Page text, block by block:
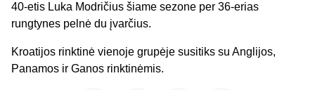
40-etis Luka Modričius šiame sezone per 36-erias
rungtynes pelnė du įvarčius.
Kroatijos rinktinė vienoje grupėje susitiks su Anglijos,
Panamos ir Ganos rinktinėmis.